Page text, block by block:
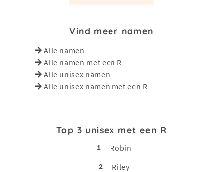
Vind meer namen
Alle namen
Alle namen met een R
Alle unisex namen
Alle unisex namen met een R
Top 3 unisex met een R
1
Robin
2
Riley